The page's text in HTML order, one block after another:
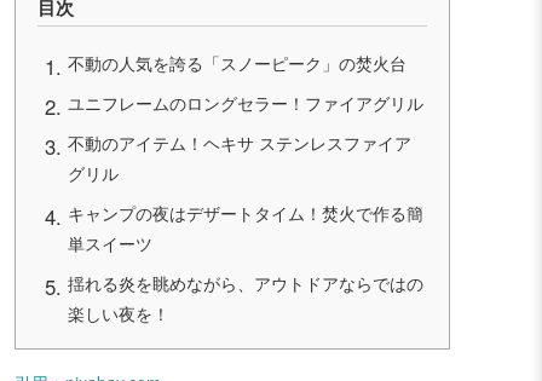
目次
不動の人気を誇る「スノーピーク」の焚火台
ユニフレームのロングセラー！ファイアグリル
不動のアイテム！ヘキサ ステンレスファイア
グリル
キャンプの夜はデザートタイム！焚火で作る簡
単スイーツ
揺れる炎を眺めながら、アウトドアならではの
楽しい夜を！